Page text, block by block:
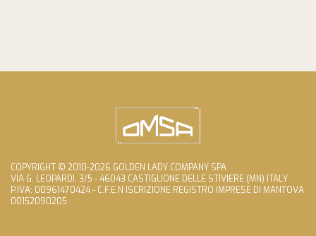
COPYRIGHT © 2010-2026 GOLDEN LADY COMPANY SPA
VIA G. LEOPARDI, 3/5 - 46043 CASTIGLIONE DELLE STIVIERE (MN) ITALY
P.IVA: 00961470424 - C.F.E.N ISCRIZIONE REGISTRO IMPRESE DI MANTOVA
00152090205